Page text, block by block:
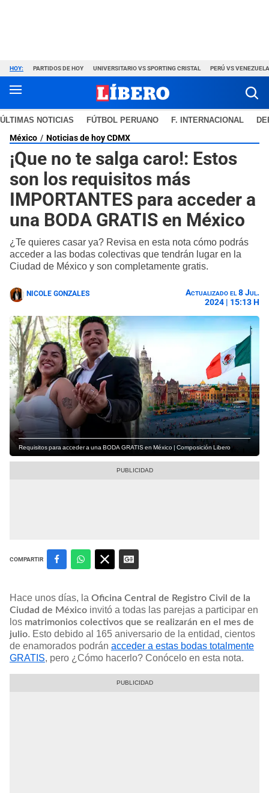
HOY: PARTIDOS DE HOY UNIVERSITARIO VS SPORTING CRISTAL PERÚ VS VENEZUELA
ÚLTIMAS NOTICIAS FÚTBOL PERUANO F. INTERNACIONAL
México Noticias de hoy CDMX
¡Que no te salga caro!: Estos
son los requisitos más
IMPORTANTES para acceder a
una BODA GRATIS en México
¿Te quieres casar ya? Revisa en esta nota cómo podrás
acceder a las bodas colectivas que tendrán lugar en la
Ciudad de México y son completamente gratis.
NICOLE GONZALES
Actualizado el 8 Jul.
2024 | 15:13 H
Requisitos para acceder a una BODA GRATIS en México | Composición Libero
COMPARTIR
Hace unos días, la Oficina Central de Registro Civil de la
Ciudad de México invitó a todas las parejas a participar en
los matrimonios colectivos que se realizarán en el mes de
julio. Esto debido al 165 aniversario de la entidad, cientos
de enamorados podrán acceder a estas bodas totalmente
GRATIS, pero ¿Cómo hacerlo? Conócelo en esta nota.